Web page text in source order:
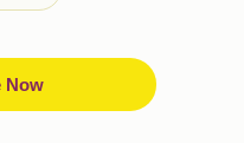
Now